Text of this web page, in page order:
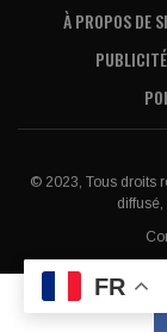
À PROPOS DE
PUBLICITÉ
© 2023, Tous droits
FR